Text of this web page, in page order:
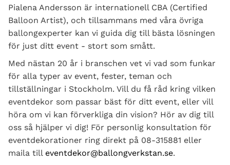
Pialena Andersson är internationell CBA (Certified
Balloon Artist), och tillsammans med våra övriga
ballongexperter kan vi guida dig till bästa lösningen
för just ditt event - stort som smått.
Med nästan 20 år i branschen vet vi vad som funkar
för alla typer av event, fester, teman och
tillställningar i Stockholm. Vill du få råd kring vilken
eventdekor som passar bäst för ditt event, eller vill
höra om vi kan förverkliga din vision? Hör av dig till
oss så hjälper vi dig! För personlig konsultation för
eventdekorationer ring direkt på 08-315881 eller
maila till eventdekor@ballongverkstan.se.